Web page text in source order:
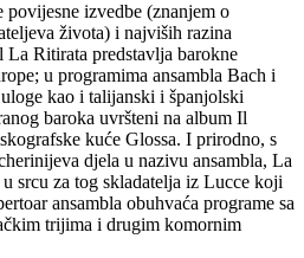
izvedbe (znanjem o
života) i najviših razina
La Ritirata predstavlja barokne
u programima ansambla Bach i
kao i talijanski i španjolski
baroka uvršteni na album Il
kuće Glossa. I prirodno, s
djela u nazivu ansambla, La
srcu za tog skladatelja iz Lucce koji
ansambla obuhvaća programe sa
trijima i drugim komornim